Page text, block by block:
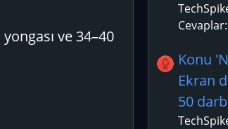
ve 34–40
Konu
Ekran
50